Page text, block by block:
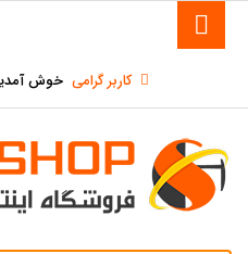
کاربر گرامی خوش